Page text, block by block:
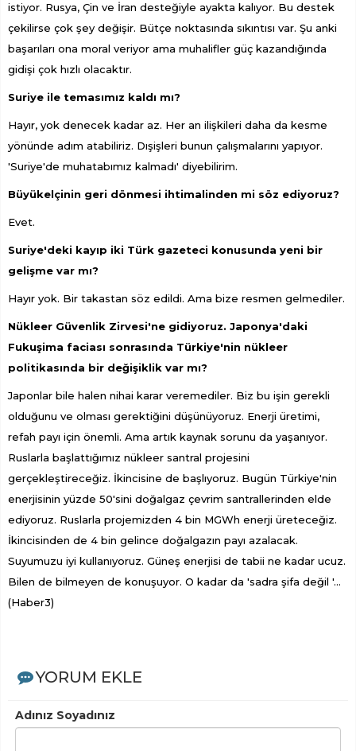
istiyor. Rusya, Çin ve İran desteğiyle ayakta kalıyor. Bu destek
çekilirse çok şey değişir. Bütçe noktasında sıkıntısı var. Şu anki
başarıları ona moral veriyor ama muhalifler güç kazandığında
gidişi çok hızlı olacaktır.
Suriye ile temasımız kaldı mı?
Hayır, yok denecek kadar az. Her an ilişkileri daha da kesme
yönünde adım atabiliriz. Dışişleri bunun çalışmalarını yapıyor.
'Suriye'de muhatabımız kalmadı' diyebilirim.
Büyükelçinin geri dönmesi ihtimalinden mi söz ediyoruz?
Evet.
Suriye'deki kayıp iki Türk gazeteci konusunda yeni bir
gelişme var mı?
Hayır yok. Bir takastan söz edildi. Ama bize resmen gelmediler.
Nükleer Güvenlik Zirvesi'ne gidiyoruz. Japonya'daki
Fukuşima faciası sonrasında Türkiye'nin nükleer
politikasında bir değişiklik var mı?
Japonlar bile halen nihai karar veremediler. Biz bu işin gerekli
olduğunu ve olması gerektiğini düşünüyoruz. Enerji üretimi,
refah payı için önemli. Ama artık kaynak sorunu da yaşanıyor.
Ruslarla başlattığımız nükleer santral projesini
gerçekleştireceğiz. İkincisine de başlıyoruz. Bugün Türkiye'nin
enerjisinin yüzde 50'sini doğalgaz çevrim santrallerinden elde
ediyoruz. Ruslarla projemizden 4 bin MGWh enerji üreteceğiz.
İkincisinden de 4 bin gelince doğalgazın payı azalacak.
Suyumuzu iyi kullanıyoruz. Güneş enerjisi de tabii ne kadar ucuz.
Bilen de bilmeyen de konuşuyor. O kadar da 'sadra şifa değil '...
(Haber3)
YORUM EKLE
Adınız Soyadınız